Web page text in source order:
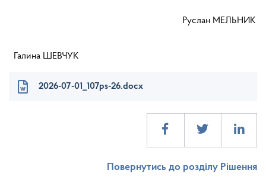
Руслан МЕЛЬНИК
Галина ШЕВЧУК
2026-07-01_107ps-26.docx
Повернутись до розділу Рішення